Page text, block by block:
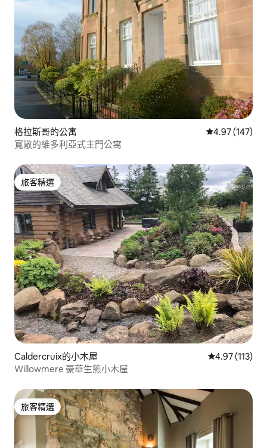
格拉斯哥的公寓 從 147 則評價
4.97 (147)
寬敞的維多利亞式主門公寓
旅客精選
旅客精選
Caldercruix的小木屋 從 113 則評價
4.97 (113)
Willowmere 豪華生態小木屋
旅客精選
旅客精選